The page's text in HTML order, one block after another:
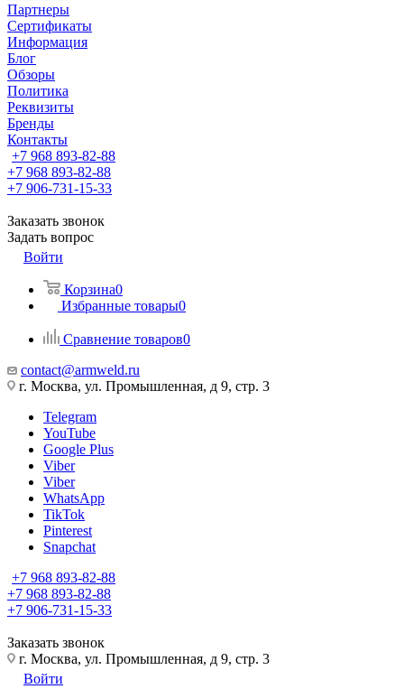
Партнеры
Сертификаты
Информация
Блог
Обзоры
Политика
Реквизиты
Бренды
Контакты
+7 968 893-82-88
+7 968 893-82-88
+7 906-731-15-33
Заказать звонок
Задать вопрос
Войти
Корзина0
Избранные товары0
Сравнение товаров0
contact@armweld.ru
г. Москва, ул. Промышленная, д 9, стр. 3
Telegram
YouTube
Google Plus
Viber
Viber
WhatsApp
TikTok
Pinterest
Snapchat
+7 968 893-82-88
+7 968 893-82-88
+7 906-731-15-33
Заказать звонок
г. Москва, ул. Промышленная, д 9, стр. 3
Войти